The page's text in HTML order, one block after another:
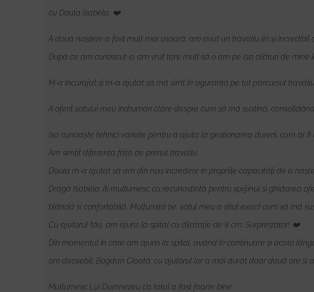
cu Doula Isabela. ❤️
A doua naștere a fost mult mai ușoară, am avut un travaliu lin și
După ce am cunoscut-o, am vrut tare mult să o am pe Isa alături de mine
M-a încurajat și m-a ajutat să mă simt în siguranță pe tot parcursul
A oferit soțului meu îndrumări clare despre cum să mă susțină,
Isa cunoaște tehnici variate pentru a ajuta la gestionarea durerii, cum ar fi
Am simțit diferența față de primul travaliu.
Doula m-a ajutat să am din nou încredere în propriile capacități de a
Dragă Isabela, îți mulțumesc cu recunoștință pentru sprijinul și ghidarea
blândă și confortabilă. Mulțumită ție, soțul meu a știut exact cum să mă
Cu ajutorul tău, am ajuns la spital cu dilatație de 8 cm. Surprinzător! ❤️
Din momentul în care am ajuns la spital, având în continuare și acolo
om deosebit, Bogdan Cioată, cu ajutorul lor a mai durat doar două ore și
Mulțumesc Lui Dumnezeu ca totul a fost foarte bine.